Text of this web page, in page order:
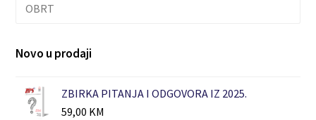
OBRT
Novo u prodaji
ZBIRKA PITANJA I ODGOVORA IZ 2025.
59,00 KM